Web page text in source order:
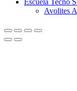
Escuela Tecno
Avolites